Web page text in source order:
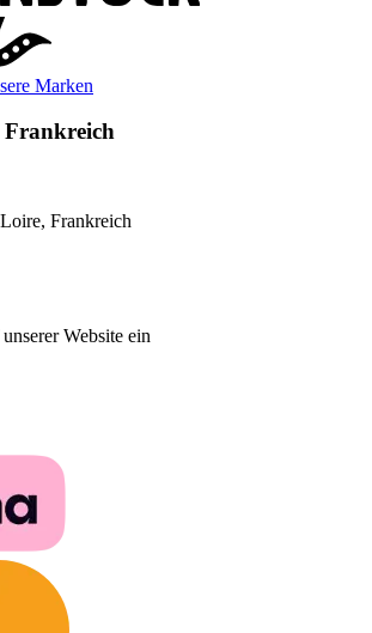
Marken
Frankreich
Frankreich
Website ein